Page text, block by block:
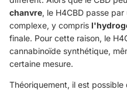
chanvre, le H4CBD passe
complexe, y compris
finale. Pour cette raison, le
cannabinoïde synthétique,
certaine mesure.
Théoriquement, il est possible